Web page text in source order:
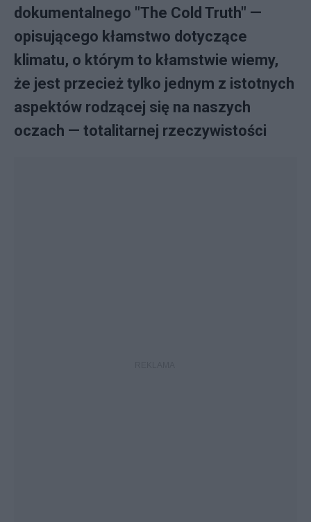
dokumentalnego "The Cold Truth" —
opisującego kłamstwo dotyczące
klimatu, o którym to kłamstwie wiemy,
że jest przecież tylko jednym z istotnych
aspektów rodzącej się na naszych
oczach — totalitarnej rzeczywistości